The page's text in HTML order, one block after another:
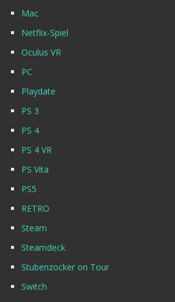
Mac
Netflix-Spiel
Oculus VR
PC
Playdate
PS 3
PS 4
PS 4 VR
PS Vita
PS5
RETRO
Steam
Steamdeck
Stubenzocker on Tour
Switch